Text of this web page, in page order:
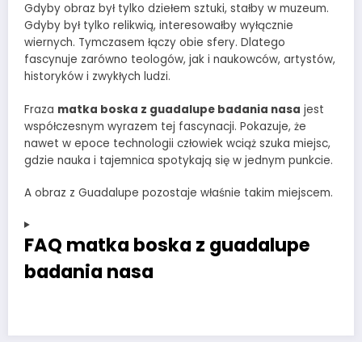
Gdyby obraz był tylko dziełem sztuki, stałby w muzeum.
Gdyby był tylko relikwią, interesowałby wyłącznie
wiernych. Tymczasem łączy obie sfery. Dlatego
fascynuje zarówno teologów, jak i naukowców, artystów,
historyków i zwykłych ludzi.
Fraza matka boska z guadalupe badania nasa jest
współczesnym wyrazem tej fascynacji. Pokazuje, że
nawet w epoce technologii człowiek wciąż szuka miejsc,
gdzie nauka i tajemnica spotykają się w jednym punkcie.
A obraz z Guadalupe pozostaje właśnie takim miejscem.
FAQ matka boska z guadalupe
badania nasa